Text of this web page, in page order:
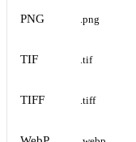
PNG .png
TIF .tif
TIFF .tiff